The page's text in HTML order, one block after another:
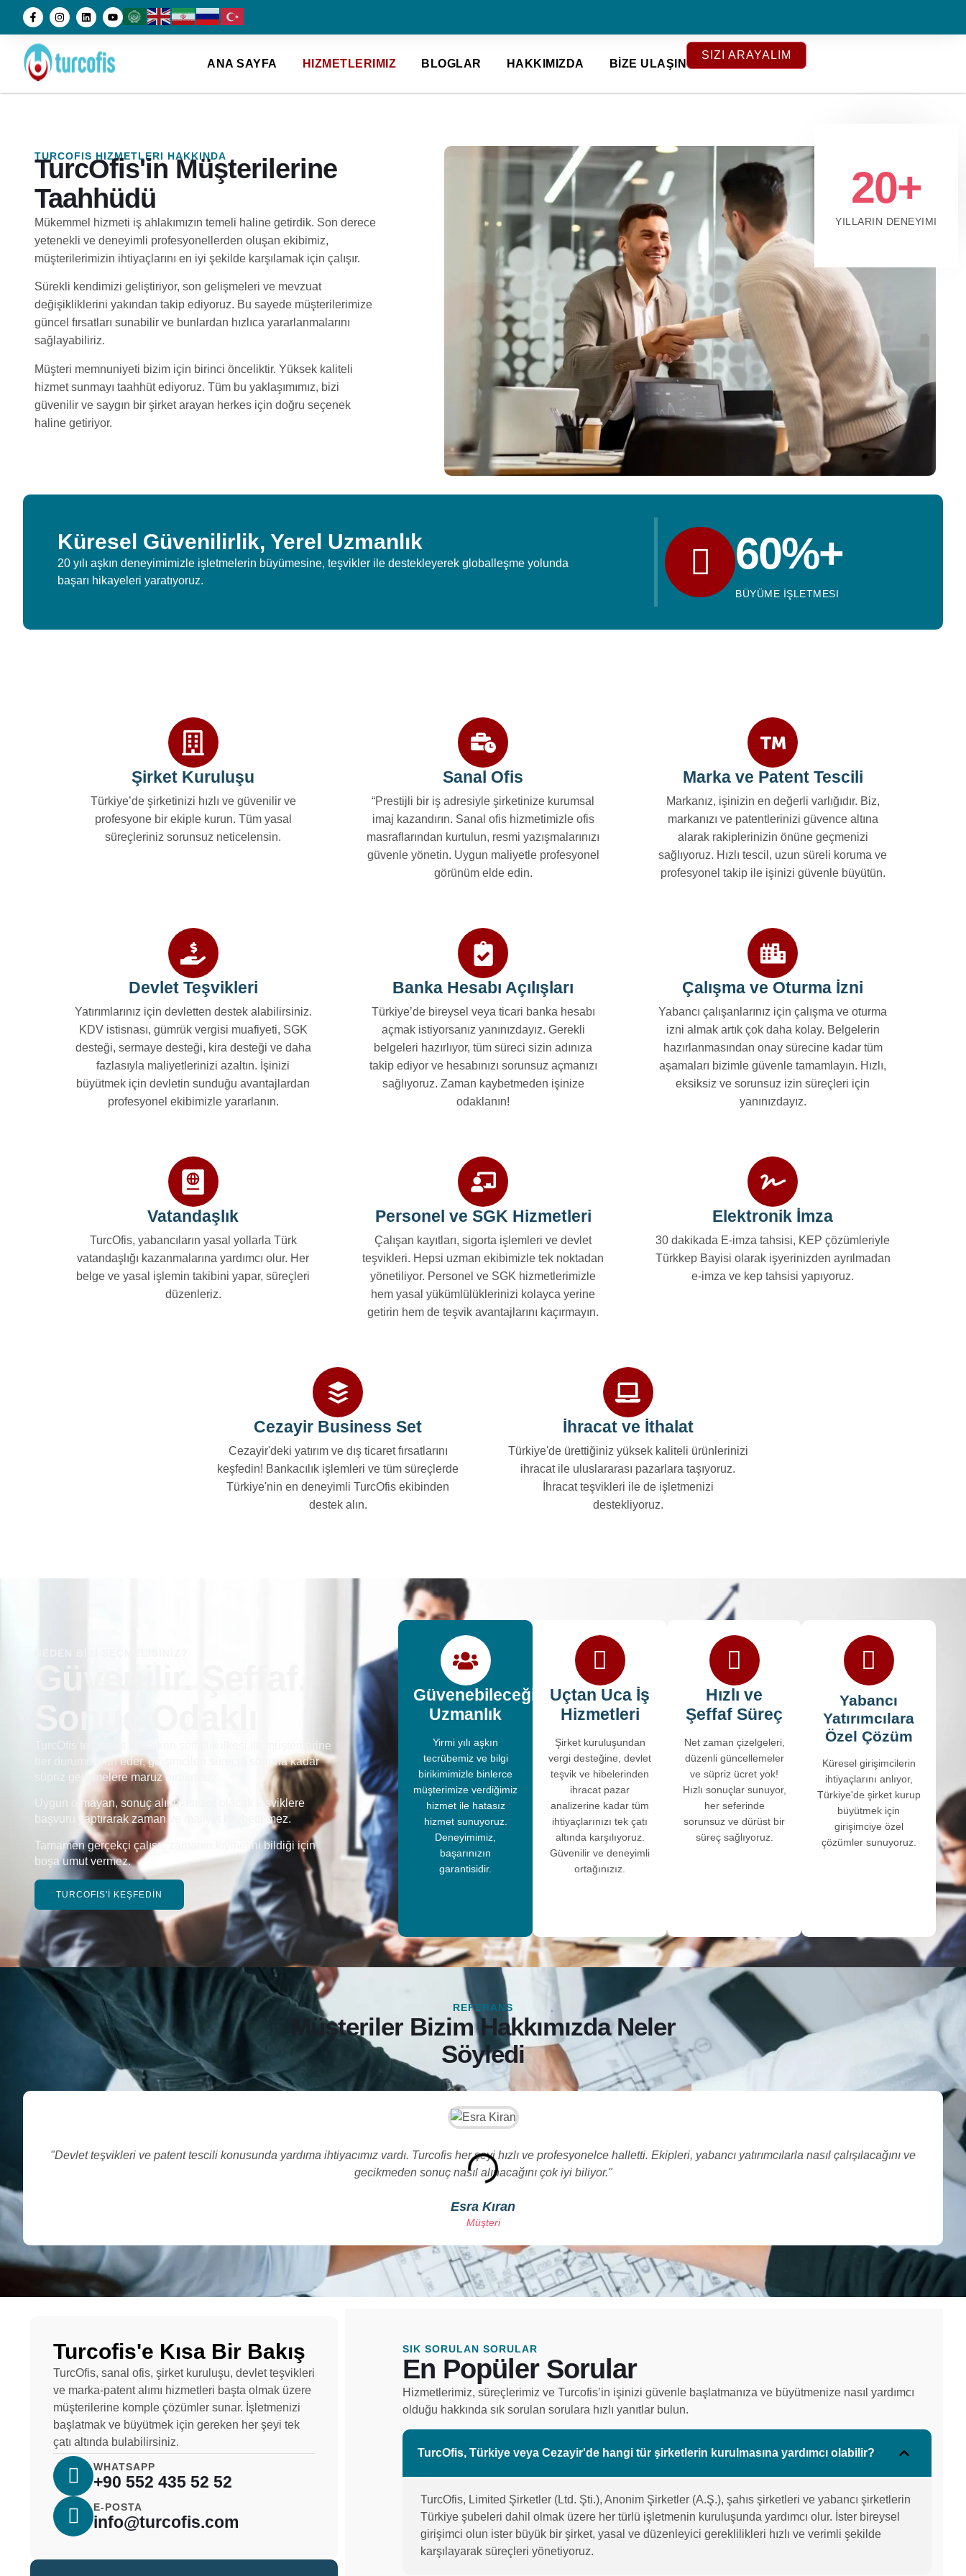
ANA SAYFA HIZMETLERIMIZ BLOGLAR HAKKIMIZDA BİZE ULAŞIN
SIZI ARAYALIM
TURCOFIS HIZMETLERI HAKKINDA
TurcOfis'in Müşterilerine
Taahhüdü
Mükemmel hizmeti iş ahlakımızın temeli haline getirdik. Son derece
yetenekli ve deneyimli profesyonellerden oluşan ekibimiz,
müşterilerimizin ihtiyaçlarını en iyi şekilde karşılamak için çalışır.
Sürekli kendimizi geliştiriyor, son gelişmeleri ve mevzuat
değişikliklerini yakından takip ediyoruz. Bu sayede müşterilerimize
güncel fırsatları sunabilir ve bunlardan hızlıca yararlanmalarını
sağlayabiliriz.
Müşteri memnuniyeti bizim için birinci önceliktir. Yüksek kaliteli
hizmet sunmayı taahhüt ediyoruz. Tüm bu yaklaşımımız, bizi
güvenilir ve saygın bir şirket arayan herkes için doğru seçenek
haline getiriyor.
20+
YILLARIN DENEYIMI
Küresel Güvenilirlik, Yerel Uzmanlık
20 yılı aşkın deneyimimizle işletmelerin büyümesine, teşvikler ile destekleyerek globalleşme yolunda
başarı hikayeleri yaratıyoruz.
60%+
BÜYÜME İŞLETMESI
Şirket Kuruluşu
Türkiye’de şirketinizi hızlı ve güvenilir ve
profesyone bir ekiple kurun. Tüm yasal
süreçleriniz sorunsuz neticelensin.
Sanal Ofis
“Prestijli bir iş adresiyle şirketinize kurumsal
imaj kazandırın. Sanal ofis hizmetimizle ofis
masraflarından kurtulun, resmi yazışmalarınızı
güvenle yönetin. Uygun maliyetle profesyonel
görünüm elde edin.
Marka ve Patent Tescili
Markanız, işinizin en değerli varlığıdır. Biz,
markanızı ve patentlerinizi güvence altına
alarak rakiplerinizin önüne geçmenizi
sağlıyoruz. Hızlı tescil, uzun süreli koruma ve
profesyonel takip ile işinizi güvenle büyütün.
Devlet Teşvikleri
Yatırımlarınız için devletten destek alabilirsiniz.
KDV istisnası, gümrük vergisi muafiyeti, SGK
desteği, sermaye desteği, kira desteği ve daha
fazlasıyla maliyetlerinizi azaltın. İşinizi
büyütmek için devletin sunduğu avantajlardan
profesyonel ekibimizle yararlanın.
Banka Hesabı Açılışları
Türkiye’de bireysel veya ticari banka hesabı
açmak istiyorsanız yanınızdayız. Gerekli
belgeleri hazırlıyor, tüm süreci sizin adınıza
takip ediyor ve hesabınızı sorunsuz açmanızı
sağlıyoruz. Zaman kaybetmeden işinize
odaklanın!
Çalışma ve Oturma İzni
Yabancı çalışanlarınız için çalışma ve oturma
izni almak artık çok daha kolay. Belgelerin
hazırlanmasından onay sürecine kadar tüm
aşamaları bizimle güvenle tamamlayın. Hızlı,
eksiksiz ve sorunsuz izin süreçleri için
yanınızdayız.
Vatandaşlık
TurcOfis, yabancıların yasal yollarla Türk
vatandaşlığı kazanmalarına yardımcı olur. Her
belge ve yasal işlemin takibini yapar, süreçleri
düzenleriz.
Personel ve SGK Hizmetleri
Çalışan kayıtları, sigorta işlemleri ve devlet
teşvikleri. Hepsi uzman ekibimizle tek noktadan
yönetiliyor. Personel ve SGK hizmetlerimizle
hem yasal yükümlülüklerinizi kolayca yerine
getirin hem de teşvik avantajlarını kaçırmayın.
Elektronik İmza
30 dakikada E-imza tahsisi, KEP çözümleriyle
Türkkep Bayisi olarak işyerinizden ayrılmadan
e-imza ve kep tahsisi yapıyoruz.
Cezayir Business Set
Cezayir'deki yatırım ve dış ticaret fırsatlarını
keşfedin! Bankacılık işlemleri ve tüm süreçlerde
Türkiye'nin en deneyimli TurcOfis ekibinden
destek alın.
İhracat ve İthalat
Türkiye'de ürettiğiniz yüksek kaliteli ürünlerinizi
ihracat ile uluslararası pazarlara taşıyoruz.
İhracat teşvikleri ile de işletmenizi
destekliyoruz.
Sonuç Odaklı
TurcOfis’te hizmet sunarken şeffaflık ilkesi ile müşterilerine
her durumu izah eder, girişimcileri sürecin sonuna kadar
süpriz gelişmelere maruz bırakmaz.
Uygun olmayan, sonuç alınması zor olacak teşviklere
başvuru yaptırarak zaman ve maliyet kaybettirmez.
Tamamen gerçekçi çalışır, zamanın kıymetini bildiği için
boşa umut vermez.
TURCOFIS'İ KEŞFEDİN
Güvenebileceğiniz
Uzmanlık
Yirmi yılı aşkın
tecrübemiz ve bilgi
birikimimizle binlerce
müşterimize verdiğimiz
hizmet ile hatasız
hizmet sunuyoruz.
Deneyimimiz,
başarınızın
garantisidir.
Uçtan Uca İş
Hizmetleri
Şirket kuruluşundan
vergi desteğine, devlet
teşvik ve hibelerinden
ihracat pazar
analizerine kadar tüm
ihtiyaçlarınızı tek çatı
altında karşılıyoruz.
Güvenilir ve deneyimli
ortağınızız.
Hızlı ve
Şeffaf Süreç
Net zaman çizelgeleri,
düzenli güncellemeler
ve süpriz ücret yok!
Hızlı sonuçlar sunuyor,
her seferinde
sorunsuz ve dürüst bir
süreç sağlıyoruz.
Yabancı
Yatırımcılara
Özel Çözüm
Küresel girişimcilerin
ihtiyaçlarını anlıyor,
Türkiye'de şirket kurup
büyütmek için
girişimciye özel
çözümler sunuyoruz.
REFERANS
Müşteriler Bizim Hakkımızda Neler
Söyledi
"Devlet teşvikleri ve patent tescili konusunda yardıma ihtiyacımız vardı. Turcofis her şeyi hızlı ve profesyonelce halletti. Ekipleri, yabancı yatırımcılarla nasıl çalışılacağını ve
gecikmeden sonuç nasıl alınacağını çok iyi biliyor."
Esra Kıran
Müşteri
Turcofis'e Kısa Bir Bakış
TurcOfis, sanal ofis, şirket kuruluşu, devlet teşvikleri
ve marka-patent alımı hizmetleri başta olmak üzere
müşterilerine komple çözümler sunar. İşletmenizi
başlatmak ve büyütmek için gereken her şeyi tek
çatı altında bulabilirsiniz.
WHATSAPP
+90 552 435 52 52
E-POSTA
info@turcofis.com
SIK SORULAN SORULAR
En Popüler Sorular
Hizmetlerimiz, süreçlerimiz ve Turcofis’in işinizi güvenle başlatmanıza ve büyütmenize nasıl yardımcı
olduğu hakkında sık sorulan sorulara hızlı yanıtlar bulun.
TurcOfis, Türkiye veya Cezayir'de hangi tür şirketlerin kurulmasına yardımcı olabilir?
TurcOfis, Limited Şirketler (Ltd. Şti.), Anonim Şirketler (A.Ş.), şahıs şirketleri ve yabancı şirketlerin
Türkiye şubeleri dahil olmak üzere her türlü işletmenin kuruluşunda yardımcı olur. İster bireysel
girişimci olun ister büyük bir şirket, yasal ve düzenleyici gereklilikleri hızlı ve verimli şekilde
karşılayarak süreçleri yönetiyoruz.